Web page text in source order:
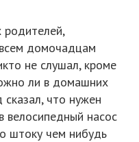
родителей,
домочадцам
не слушал, кроме
ли в домашних
что нужен
велосипедный насос
штоку чем нибудь